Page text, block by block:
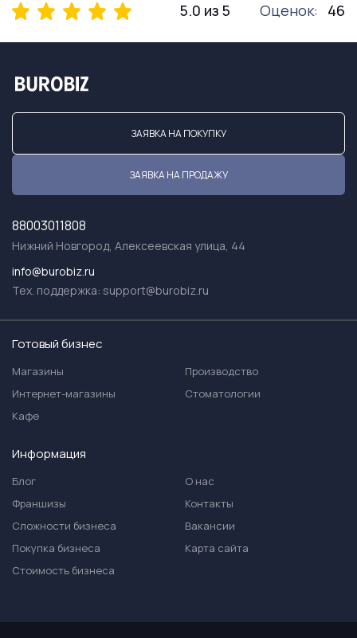
5.0 из 5 Оценок: 46
ЗАЯВКА НА ПОКУПКУ
ЗАЯВКА НА ПРОДАЖУ
88003011808
Нижний Новгород, Алексеевская улица, 44
info@burobiz.ru
Тех. поддержка: support@burobiz.ru
Готовый бизнес
Магазины
Интернет-магазины
Кафе
Производство
Стоматологии
Информация
Блог
Франшизы
Сложности бизнеса
Покупка бизнеса
Стоимость бизнеса
О нас
Контакты
Вакансии
Карта сайта